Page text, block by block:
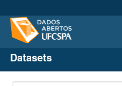
Datasets
Organizations
Datasets